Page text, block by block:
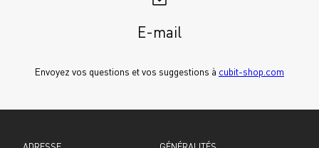
E-mail
Envoyez vos questions et vos suggestions à cubit-shop.com